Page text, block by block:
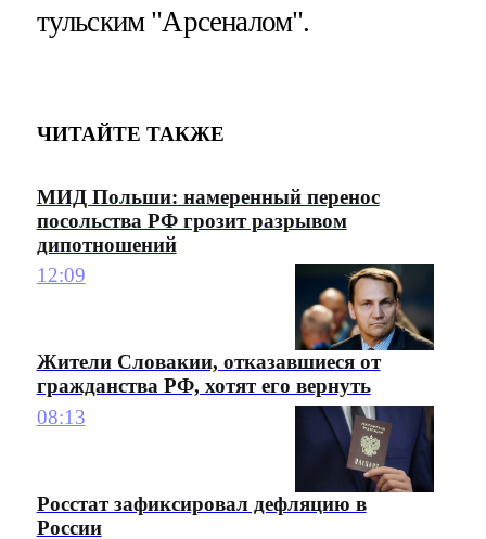
тульским "Арсеналом".
ЧИТАЙТЕ ТАКЖЕ
МИД Польши: намеренный перенос
посольства РФ грозит разрывом
дипотношений
12:09
Жители Словакии, отказавшиеся от
гражданства РФ, хотят его вернуть
08:13
Росстат зафиксировал дефляцию в
России